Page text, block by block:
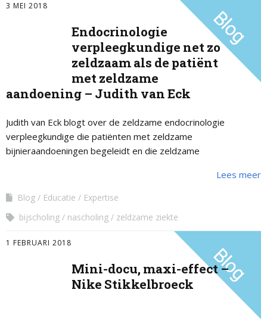
3 MEI 2018
Endocrinologie
verpleegkundige net zo
zeldzaam als de patiënt
met zeldzame
aandoening – Judith van Eck
Judith van Eck blogt over de zeldzame endocrinologie
verpleegkundige die patiënten met zeldzame
bijnieraandoeningen begeleidt en die zeldzame
Lees meer
Blog Educatie
Expertise
bijscholing
nascholing zeldzame ziekte
1 FEBRUARI 2018
Mini-docu, maxi-effect –
Nike Stikkelbroeck